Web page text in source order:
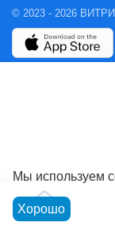
© 2023 - 2026
Главная
Мы используем
Хорошо